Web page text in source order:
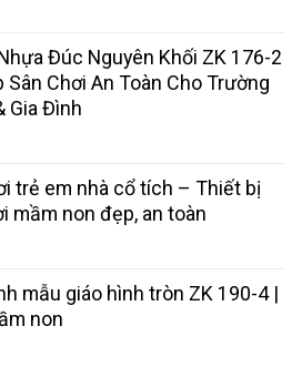
Đúc Nguyên Khối ZK 176-2
Sân Chơi An Toàn Cho Trường
Gia Đình
trẻ em nhà cổ tích – Thiết bị
mầm non đẹp, an toàn
mẫu giáo hình tròn ZK 190-4 |
non